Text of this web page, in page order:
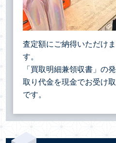
査定額にご納得いただけ
す。
「買取明細兼領収書」の
取り代金を現金でお受け
です。